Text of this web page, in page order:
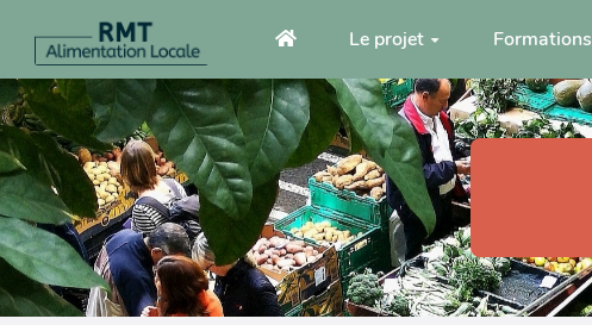
Aller au contenu principal Le projet Formations